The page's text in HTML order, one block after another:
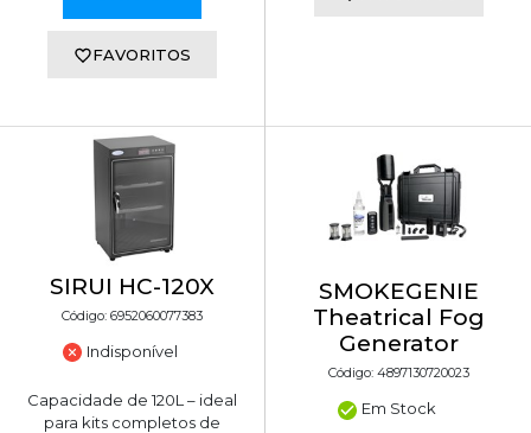
FAVORITOS
SIRUI HC-120X
Código: 6952060077383
Indisponível
Capacidade de 120L – ideal
para kits completos de
SMOKEGENIE
Theatrical Fog
Generator
Código: 4897130720023
Em Stock